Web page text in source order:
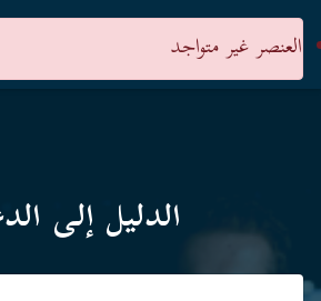
العنصر غير متواجد
الدليل إلى